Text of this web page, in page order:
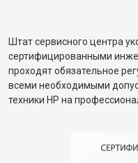
Штат сервисного центра
сертифицированными
проходят обязательное
всеми необходимыми
техники HP на